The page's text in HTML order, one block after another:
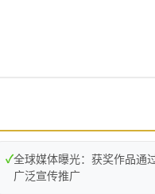
✓全球媒体曝光：获奖作品通
广泛宣传推广